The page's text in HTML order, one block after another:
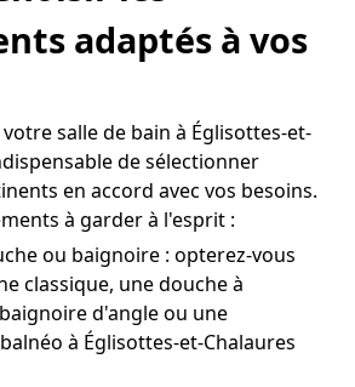
adaptés à vos
salle de bain à Églisottes-et-
de sélectionner
en accord avec vos besoins.
à garder à l'esprit :
ou baignoire : opterez-vous
classique, une douche à
d'angle ou une
à Églisottes-et-Chalaures